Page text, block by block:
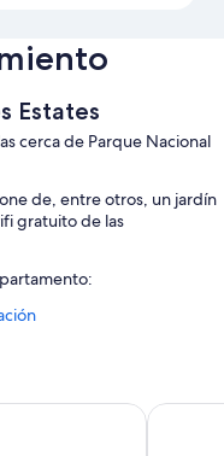
Estates
cerca de Parque Nacional
de, entre otros, un jardín
gratuito de las
y servicio local deBest